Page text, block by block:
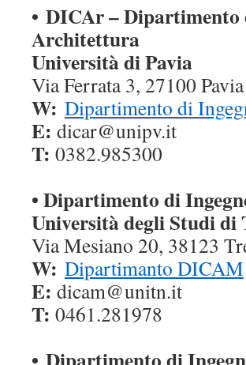
• DICAr – Dipartimento
Architettura
Università di Pavia
Via Ferrata 3, 27100 Pavia
W: Dipartimento di
E: dicar@unipv.it
T: 0382.985300
•Dipartimento di
Università degli Studi di
Via Mesiano 20, 38123
W: Dipartimanto DICAM
E: dicam@unitn.it
T: 0461.281978